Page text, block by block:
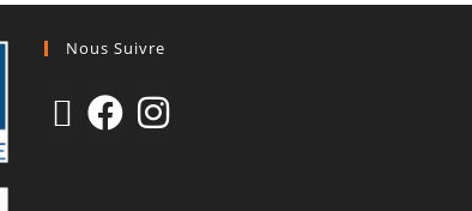
Nous Suivre